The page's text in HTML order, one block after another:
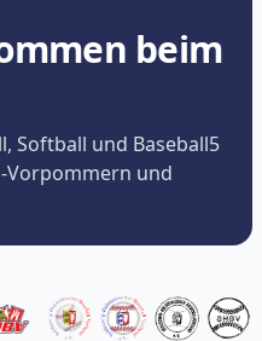
beim
Softball und Baseball5
Vorpommern und